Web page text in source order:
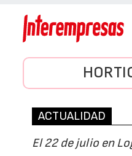
ACTUALIDAD
El 22 de julio en